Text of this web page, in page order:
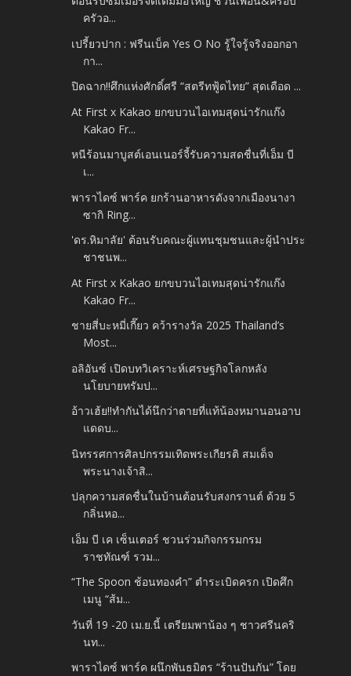
ครัวอ...
เปรี้ยวปาก : ฟรีนเบ็ค Yes O No รู้ใจรู้จริงออกอา
กา...
ปิดฉาก!!ศึกแห่งศักดิ์ศรี “สตรีทฟู้ดไทย” สุดเดือด ...
At First x Kakao ยกขบวนไอเทมสุดน่ารักแก๊ง
Kakao Fr...
หนีร้อนมาบูสต์เอนเนอร์จี้รับความสดชื่นที่เอ็ม บี
เ...
พาราไดซ์ พาร์ค ยกร้านอาหารดังจากเมืองนางา
ซากิ Ring...
'ดร.หิมาลัย' ต้อนรับคณะผู้แทนชุมชนและผู้นำประ
ชาชนพ...
At First x Kakao ยกขบวนไอเทมสุดน่ารักแก๊ง
Kakao Fr...
ชายสี่บะหมี่เกี๊ยว คว้ารางวัล 2025 Thailand’s
Most...
อลิอันซ์ เปิดบทวิเคราะห์เศรษฐกิจโลกหลัง
นโยบายทรัมป...
อ้าวเฮ้ย!!ทำกันได้นึกว่าตายที่แท้น้องหมานอนอาบ
แดดบ...
นิทรรศการศิลปกรรมเทิดพระเกียรติ สมเด็จ
พระนางเจ้าสิ...
ปลุกความสดชื่นในบ้านต้อนรับสงกรานต์ ด้วย 5
กลิ่นหอ...
เอ็ม บี เค เซ็นเตอร์ ชวนร่วมกิจกรรมกรม
ราชทัณฑ์ รวม...
“The Spoon ช้อนทองคำ” ตำระเบิดครก เปิดศึก
เมนู “ส้ม...
วันที่ 19 -20 เม.ย.นี้ เตรียมพาน้อง ๆ ชาวศรีนคริ
นท...
พาราไดซ์ พาร์ค ผนึกพันธมิตร “ร้านปันกัน” โดย